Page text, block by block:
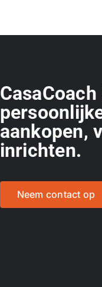
aankopen,
inrichten.
Neem contact op